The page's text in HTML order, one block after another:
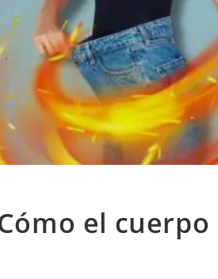
el cuerpo